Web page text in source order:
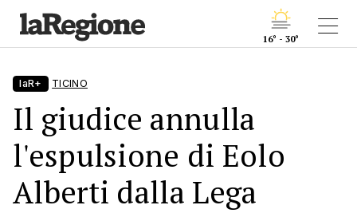
16° - 30°
laR+ TICINO
Il giudice annulla
l'espulsione di Eolo
Alberti dalla Lega